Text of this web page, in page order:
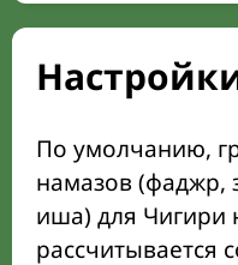
По умолчанию,
намазов (фаджр,
иша) для Чигири
рассчитывается